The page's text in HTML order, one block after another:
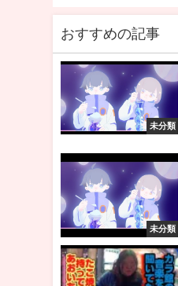
おすすめの記事
未分類
未分類